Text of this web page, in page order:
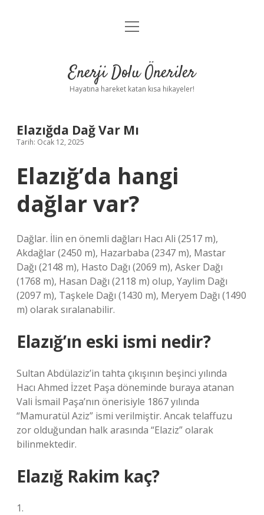
Anasayfa
Yasal Uyarı
menüyü
Enerji Dolu Öneriler
Hayatına hareket katan kısa hikayeler!
Elazığda Dağ Var Mı
Tarih: Ocak 12, 2025
Elazığ’da hangi
dağlar var?
Dağlar. İlin en önemli dağları Hacı Ali (2517 m),
Akdağlar (2450 m), Hazarbaba (2347 m), Mastar
Dağı (2148 m), Hasto Dağı (2069 m), Asker Dağı
(1768 m), Hasan Dağı (2118 m) olup, Yaylim Dağı
(2097 m), Taşkele Dağı (1430 m), Meryem Dağı (1490
m) olarak sıralanabilir.
Elazığ’ın eski ismi nedir?
Sultan Abdülaziz’in tahta çıkışının beşinci yılında
Hacı Ahmed İzzet Paşa döneminde buraya atanan
Vali İsmail Paşa’nın önerisiyle 1867 yılında
“Mamuratül Aziz” ismi verilmiştir. Ancak telaffuzu
zor olduğundan halk arasında “Elaziz” olarak
bilinmektedir.
Elazığ Rakim kaç?
1.